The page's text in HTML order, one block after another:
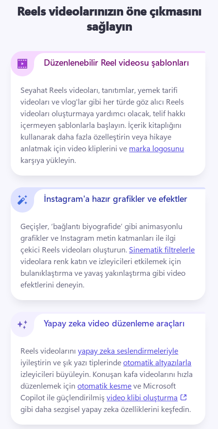
Reels videolarınızın öne çıkmasını
sağlayın
Düzenlenebilir Reel videosu şablonları
Seyahat Reels videoları, tanıtımlar, yemek tarifi
videoları ve vlog'lar gibi her türde göz alıcı Reels
videoları oluşturmaya yardımcı olacak, telif hakkı
içermeyen şablonlarla başlayın. İçerik kitaplığını
kullanarak daha fazla özelleştirin veya hikaye
anlatmak için video kliplerini ve marka logosunu
karşıya yükleyin.
İnstagram'a hazır grafikler ve efektler
Geçişler, ‘bağlantı biyografide’ gibi animasyonlu
grafikler ve Instagram metin katmanları ile ilgi
çekici Reels videoları oluşturun. Sinematik filtrelerle
videolara renk katın ve izleyicileri etkilemek için
bulanıklaştırma ve yavaş yakınlaştırma gibi video
efektlerini deneyin.
Yapay zeka video düzenleme araçları
Reels videolarını yapay zeka seslendirmeleriyle
iyileştirin ve şık yazı tiplerinde otomatik altyazılarla
izleyicileri büyüleyin. Konuşan kafa videolarını hızla
düzenlemek için otomatik kesme ve Microsoft
Copilot ile güçlendirilmiş video klibi oluşturma
gibi daha sezgisel yapay zeka özelliklerini keşfedin.